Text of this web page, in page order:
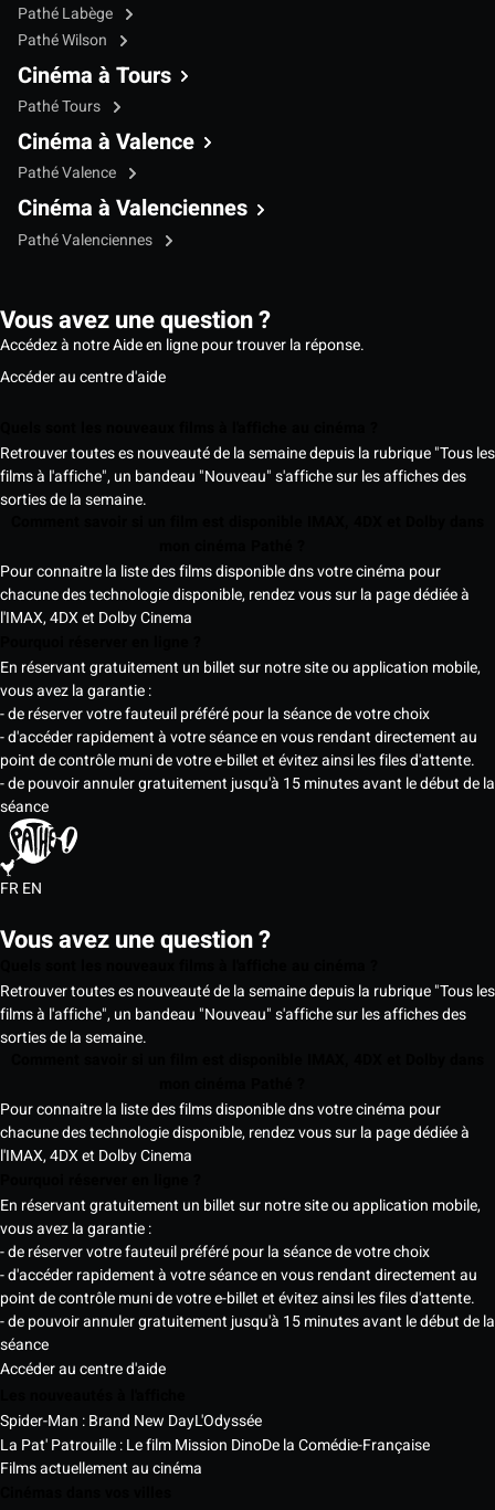
Pathé Labège
Pathé Wilson
Cinéma à Tours
Pathé Tours
Cinéma à Valence
Pathé Valence
Cinéma à Valenciennes
Pathé Valenciennes
Vous avez une question ?
Accédez à notre Aide en ligne pour trouver la réponse.
Accéder au centre d'aide
Retrouver toutes es nouveauté de la semaine depuis la rubrique "Tous les
films à l'affiche", un bandeau "Nouveau" s'affiche sur les affiches des
sorties de la semaine.
Pour connaitre la liste des films disponible dns votre cinéma pour
chacune des technologie disponible, rendez vous sur la page dédiée à
l'IMAX, 4DX et Dolby Cinema
En réservant gratuitement un billet sur notre site ou application mobile,
vous avez la garantie :
- de réserver votre fauteuil préféré pour la séance de votre choix
- d'accéder rapidement à votre séance en vous rendant directement au
point de contrôle muni de votre e-billet et évitez ainsi les files d'attente.
- de pouvoir annuler gratuitement jusqu'à 15 minutes avant le début de la
séance
FREN
Vous avez une question ?
Retrouver toutes es nouveauté de la semaine depuis la rubrique "Tous les
films à l'affiche", un bandeau "Nouveau" s'affiche sur les affiches des
sorties de la semaine.
Pour connaitre la liste des films disponible dns votre cinéma pour
chacune des technologie disponible, rendez vous sur la page dédiée à
l'IMAX, 4DX et Dolby Cinema
En réservant gratuitement un billet sur notre site ou application mobile,
vous avez la garantie :
- de réserver votre fauteuil préféré pour la séance de votre choix
- d'accéder rapidement à votre séance en vous rendant directement au
point de contrôle muni de votre e-billet et évitez ainsi les files d'attente.
- de pouvoir annuler gratuitement jusqu'à 15 minutes avant le début de la
séance
Accéder au centre d'aide
Spider-Man : Brand New DayL'Odyssée
La Pat' Patrouille : Le film Mission DinoDe la Comédie-Française
Films actuellement au cinéma